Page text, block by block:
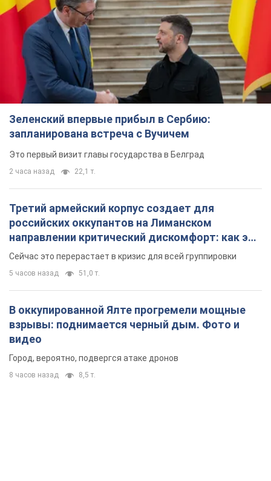
Зеленский впервые прибыл в Сербию:
запланирована встреча с Вучичем
Это первый визит главы государства в Белград
2 часа назад 22,1 т.
Третий армейский корпус создает для
российских оккупантов на Лиманском
направлении критический дискомфорт: как это
удалось
Сейчас это перерастает в кризис для всей группировки
5 часов назад 51,0 т.
В оккупированной Ялте прогремели мощные
взрывы: поднимается черный дым. Фото и
видео
Город, вероятно, подвергся атаке дронов
8 часов назад 8,5 т.